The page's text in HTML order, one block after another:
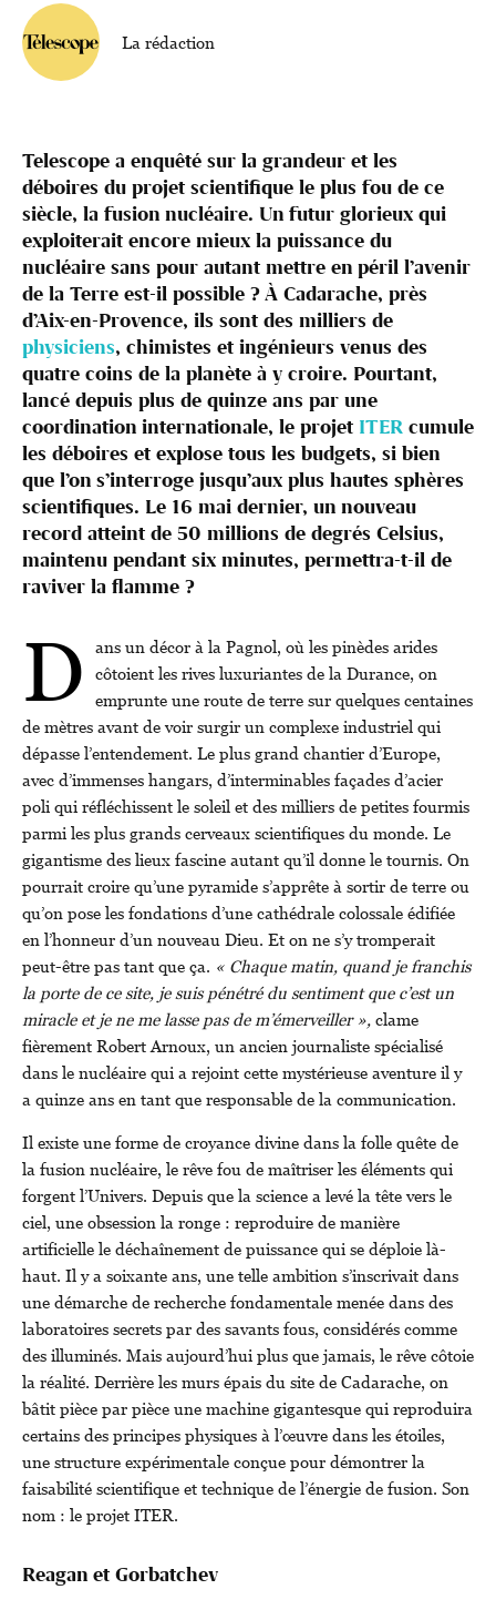
La rédaction
Telescope a enquêté sur la grandeur et les
déboires du projet scientifique le plus fou de ce
siècle, la fusion nucléaire. Un futur glorieux qui
exploiterait encore mieux la puissance du
nucléaire sans pour autant mettre en péril l’avenir
de la Terre est-il possible ? À Cadarache, près
d’Aix-en-Provence, ils sont des milliers de
physiciens, chimistes et ingénieurs venus des
quatre coins de la planète à y croire. Pourtant,
lancé depuis plus de quinze ans par une
coordination internationale, le projet ITER cumule
les déboires et explose tous les budgets, si bien
que l’on s’interroge jusqu’aux plus hautes sphères
scientifiques. Le 16 mai dernier, un nouveau
record atteint de 50 millions de degrés Celsius,
maintenu pendant six minutes, permettra-t-il de
raviver la flamme ?
D ans un décor à la Pagnol, où les pinèdes arides
côtoient les rives luxuriantes de la Durance, on
emprunte une route de terre sur quelques centaines
de mètres avant de voir surgir un complexe industriel qui
dépasse l’entendement. Le plus grand chantier d’Europe,
avec d’immenses hangars, d’interminables façades d’acier
poli qui réfléchissent le soleil et des milliers de petites fourmis
parmi les plus grands cerveaux scientifiques du monde. Le
gigantisme des lieux fascine autant qu’il donne le tournis. On
pourrait croire qu’une pyramide s’apprête à sortir de terre ou
qu’on pose les fondations d’une cathédrale colossale édifiée
en l’honneur d’un nouveau Dieu. Et on ne s’y tromperait
peut-être pas tant que ça. « Chaque matin, quand je franchis
la porte de ce site, je suis pénétré du sentiment que c’est un
miracle et je ne me lasse pas de m’émerveiller »,clame
fièrement Robert Arnoux, un ancien journaliste spécialisé
dans le nucléaire qui a rejoint cette mystérieuse aventure il y
a quinze ans en tant que responsable de la communication.
Il existe une forme de croyance divine dans la folle quête de
la fusion nucléaire, le rêve fou de maîtriser les éléments qui
forgent l’Univers. Depuis que la science a levé la tête vers le
ciel, une obsession la ronge : reproduire de manière
artificielle le déchaînement de puissance qui se déploie là-
haut. Il y a soixante ans, une telle ambition s’inscrivait dans
une démarche de recherche fondamentale menée dans des
laboratoires secrets par des savants fous, considérés comme
des illuminés. Mais aujourd’hui plus que jamais, le rêve côtoie
la réalité. Derrière les murs épais du site de Cadarache, on
bâtit pièce par pièce une machine gigantesque qui reproduira
certains des principes physiques à l’œuvre dans les étoiles,
une structure expérimentale conçue pour démontrer la
faisabilité scientifique et technique de l’énergie de fusion. Son
nom : le projet ITER.
Reagan et Gorbatchev